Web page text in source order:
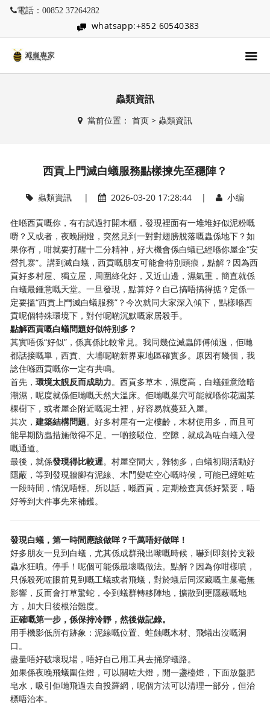
電話：00852 37264282
whatsapp:+852 60540383
蟲類資訊
當前位置： 首页> 蟲類資訊
西貢上門滅白蟻服務點樣揀先至穩陣？
蟲類資訊| 2026-03-20 17:28:44 | 小编
住喺西貢嘅你，有冇試過打開木櫃，發現裡面有一堆堆好似泥粉嘅
嘢？又或者，夜晚開燈，突然見到一對對翅膀脫落嘅蟲係地下？如
果你有，咁就要打醒十二分精神，好大機會係白蟻已經喺你屋企“安
營扎寨”。講到滅白蟻，西貢嘅朋友可能會特別頭痕，點解？因為西
貢好多村屋、獨立屋，周圍綠化好，又近山邊，濕氣重，簡直就係
白蟻最鍾意嘅天堂。一旦發現，點算好？自己搞唔搞得掂？定係一
定要搵“西貢上門滅白蟻服務”？今次就同大家深入傾下，點樣喺西
貢呢個特殊環境下，對付呢啲沉默嘅家居殺手。
點解西貢嘅白蟻問題好似特別多？
其實唔係“好似”，係真係比較常見。我同幾位滅蟲師傅傾過，佢哋
都話接嘅單，西貢、大埔呢啲新界東地區確實多。原因有幾個，我
諗住喺西貢嘅你一定有共鳴。
首先，環境太靚反而成助力。西貢多草木，濕度高，白蟻鍾意陰暗
潮濕，呢度就係佢哋嘅天然大溫床。佢哋嘅巢穴可能就喺你花園某
棵樹下，或者屋企附近嘅泥土裡，好容易就蔓延入屋。
其次，建築結構問題。好多村屋有一定樓齡，木材使用多，而且可
能早期防蟲措施做得不足。一啲接駁位、空隙，就成為咗白蟻入侵
嘅通道。
最後，就係發現得比較遲。村屋空間大，雜物多，白蟻初期活動好
隱蔽，等到發現牆腳有泥線、木門變咗空心嘅時候，可能已經蛀咗
一段時間，情況唔輕。所以話，喺西貢，定期檢查真係好緊要，唔
好等到大件事先來補鑊。
發現白蟻，第一時間應該做咩？千萬唔好做咩！
好多朋友一見到白蟻，尤其係成群飛出嚟嘅時候，嚇到即刻拎支殺
蟲水狂噴。停手！呢個可能係最壞嘅做法。點解？因為你咁樣噴，
只係殺死咗眼前見到嘅工蟻或者飛蟻，對於蟻后同深藏嘅主巢毫無
影響，反而會打草驚蛇，令到蟻群轉移陣地，擴散到更隱蔽嘅地
方，加大日後根治難度。
正確嘅第一步，係保持冷靜，然後做記錄。
用手機影低所有跡象：泥線嘅位置、蛀蝕嘅木材、飛蟻出沒嘅洞
口。
盡量唔好破壞現場，唔好自己用工具去捅穿蟻路。
如果係夜晚飛蟻圍住燈，可以關咗大燈，開一盞檯燈，下面放盤肥
皂水，吸引佢哋飛過去自投羅網，呢個方法可以清理一部分，但治
標唔治本。